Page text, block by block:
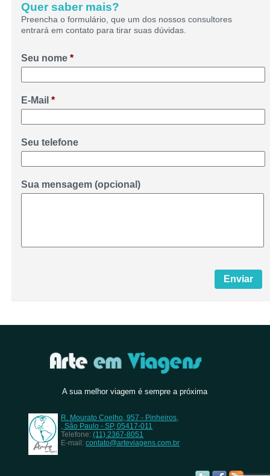
Quer saber mais?
Preencha o formulário, que um dos nossos consultores
entrará em contato para tirar suas dúvidas.
Seu nome *
E-Mail *
Seu telefone
Sua mensagem (opcional)
A sua melhor viagem é sempre a próxima
R. Mourato Coelho, 957 - Pinheiros,
, São Paulo - SP, 05417-011
Telefone:(11) 2367-8051
E-mail:contato@arteviagens.com.br